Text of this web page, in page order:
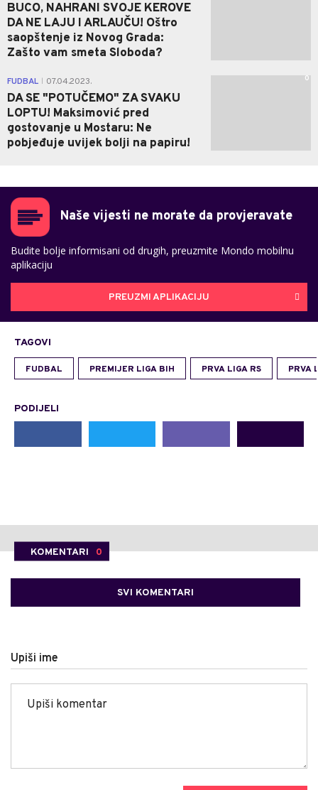
BUCO, NAHRANI SVOJE KEROVE
DA NE LAJU I ARLAUČU! Oštro
saopštenje iz Novog Grada:
Zašto vam smeta Sloboda?
FUDBAL 07.04.2023.
DA SE "POTUČEMO" ZA SVAKU
LOPTU! Maksimović pred
gostovanje u Mostaru: Ne
pobjeđuje uvijek bolji na papiru!
0
Naše vijesti ne morate da provjeravate
Budite bolje informisani od drugih, preuzmite Mondo mobilnu
aplikaciju
PREUZMI APLIKACIJU
TAGOVI
FUDBAL PREMIJER LIGA BIH PRVA LIGA RS PRVA
PODIJELI
KOMENTARI 0
SVI KOMENTARI
Upiši ime